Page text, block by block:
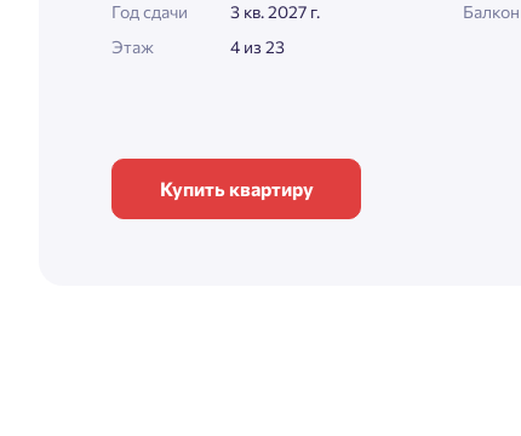
Год сдачи
3 кв. 2027 г.
Этаж
4 из 23
Балкон
Купить квартиру